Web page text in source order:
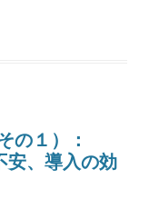
１）：
安、導入の効